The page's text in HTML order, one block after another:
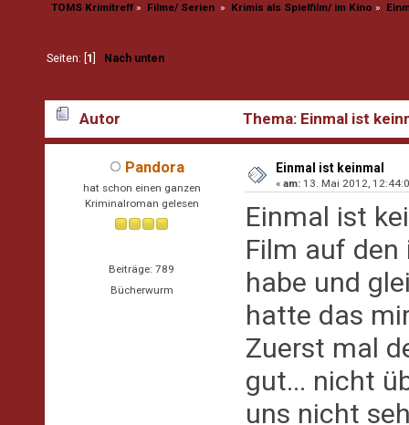
TOMS Krimitreff» Filme/ Serien » Krimis als Spielfilm/ im Kino »
Seiten: [ 1 Nach unten
Autor Thema: Einmal ist
Pandora
hat schon einen ganzen
Kriminalroman gelesen
Beiträge: 789
Bücherwurm
Einmal ist keinmal
«am: 13. Mai 2012,
Einmal ist
Film auf
habe und
hatte das
Zuerst mal
gut... nicht
uns nicht